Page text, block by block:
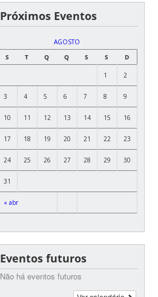
Próximos Eventos
AGOSTO
S
T Q Q S S D
« abr
1 2
3 4 5 6 7 8 9
10 11 12 13 14 15 16
17 18 19 20 21 22 23
24 25 26 27 28 29 30
31
Eventos futuros
Não há eventos futuros